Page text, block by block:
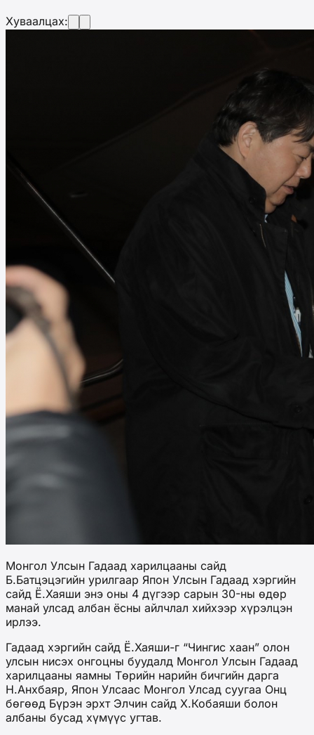
Хуваалцах:
Монгол Улсын Гадаад харилцааны сайд
Б.Батцэцэгийн урилгаар Япон Улсын Гадаад хэргийн
сайд Ё.Хаяши энэ оны 4 дүгээр сарын 30-ны өдөр
манай улсад албан ёсны айлчлал хийхээр хүрэлцэн
ирлээ.
Гадаад хэргийн сайд Ё.Хаяши-г “Чингис хаан” олон
улсын нисэх онгоцны буудалд Монгол Улсын Гадаад
харилцааны яамны Төрийн нарийн бичгийн дарга
Н.Анхбаяр, Япон Улсаас Монгол Улсад суугаа Онц
бөгөөд Бүрэн эрхт Элчин сайд Х.Кобаяши болон
албаны бусад хүмүүс угтав.